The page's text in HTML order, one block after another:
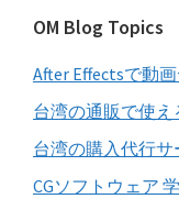
バ
ー
ト
検
索
す
る
OM Blog Topics
After Effectsで動
台湾の通販で使
台湾の購入代行サ
CGソフトウェア